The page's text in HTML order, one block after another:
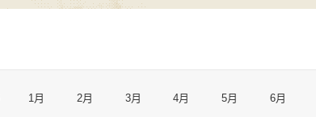
1月 2月 3月 4月 5月 6月